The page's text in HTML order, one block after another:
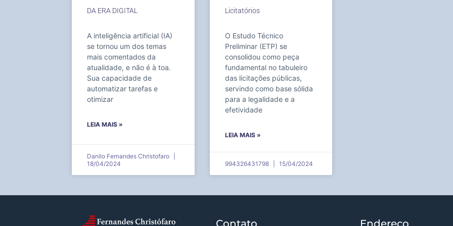
DA ERA DIGITAL
A inteligência artificial (IA)
se tornou um dos temas
mais comentados da
atualidade, e não é à toa.
Sua capacidade de
automatizar tarefas e
otimizar
LEIA MAIS »
Danilo Fernandes Christofaro
18/04/2024
Licitatórios
O Estudo Técnico
Preliminar (ETP) se
consolidou como peça
fundamental no tabuleiro
das licitações públicas,
servindo como base sólida
para a legalidade e a
efetividade
LEIA MAIS »
994326431798 15/04/2024
Contato Endereço